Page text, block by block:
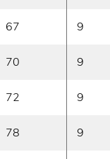
67 9
70 9
72 9
78 9